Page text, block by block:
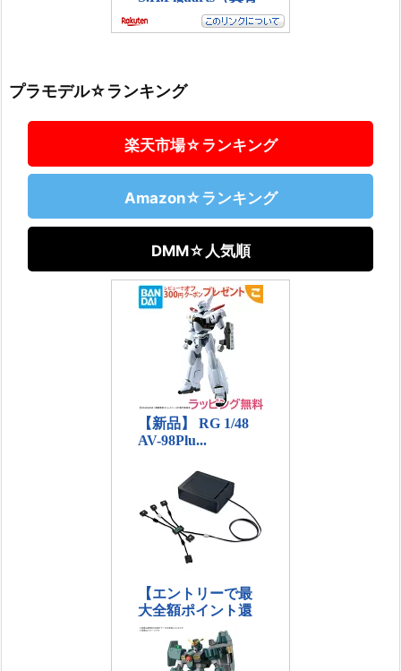
プラモデル☆ランキング
楽天市場☆ランキング
Amazon☆ランキング
DMM☆人気順